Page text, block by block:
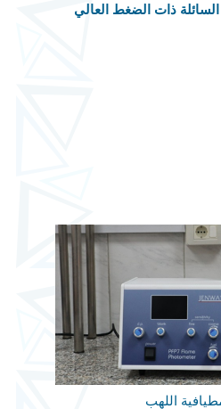
السائلة ذات الضغط العالي
اللهب